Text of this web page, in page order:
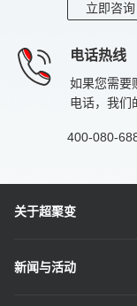
立即咨询
电话热线
如果您需要
电话，我们
400-080-
关于超聚变
新闻与活动